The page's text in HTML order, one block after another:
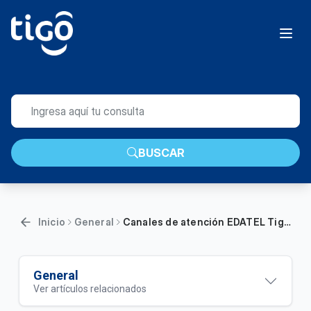
BUSCAR
Inicio General Canales de atención EDATEL Tigo | General
General
Ver artículos relacionados